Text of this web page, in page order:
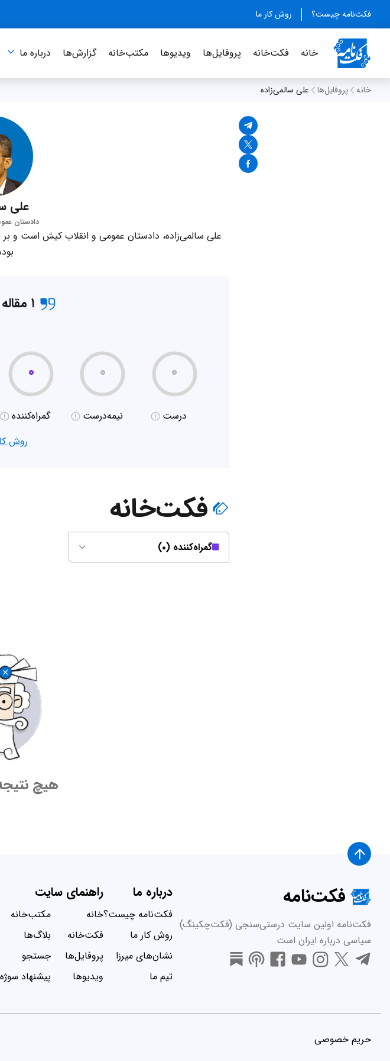
فکت‌نامه چیست؟ روش کار ما
خانه فکت‌خانه پروفایل‌ها ویدیو‌ها مکتب‌خانه گزارش‌ها درباره‌ ما
خانه پروفایل‌ها علی سالمی‌زاده
علی
دادستان
علی سالمی‌زاده، دادستان عمومی و انقلاب کیش است و
۱ مقاله درستی‌سنجی
۰
درست
۰
نیمه‌درست
۰
گمراه‌کننده
روش
فکت‌خانه
گمراه‌کننده (۰)
هیچ
فکت‌نامه
فکت‌نامه اولین سایت درستی‌سنجی (فکت‌چکینگ)
سیاسی درباره ایران است.
درباره ما
فکت‌نامه چیست؟
روش کار ما
نشان‌های میرزا
تیم ما
راهنمای سایت
خانه
فکت‌خانه
پروفایل‌ها
ویدیو‌ها
مکتب‌خانه
بلاگ‌ها
جستجو
پیشنهاد سوژه
حریم خصوصی